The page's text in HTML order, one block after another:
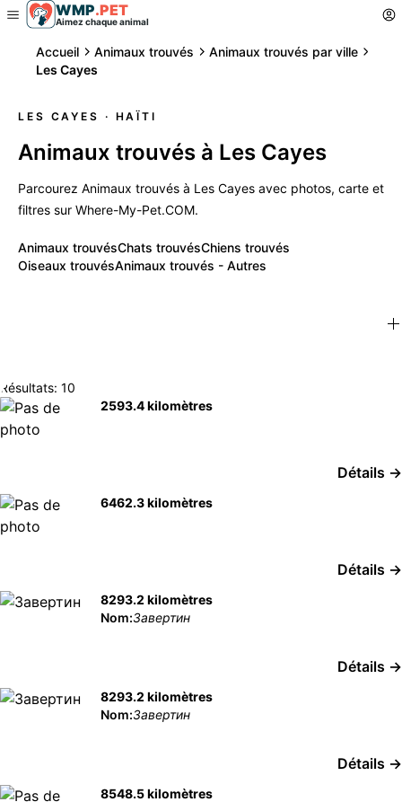
WMP.PET
Aimez chaque animal
Accueil Animaux trouvés
Animaux trouvés par ville
Les Cayes
LES CAYES · HAÏTI
Animaux trouvés à Les Cayes
Parcourez Animaux trouvés à Les Cayes avec photos, carte et
filtres sur Where-My-Pet.COM.
Animaux trouvésChats trouvésChiens trouvés
Oiseaux trouvésAnimaux trouvés - Autres
Résultats: 10
2593.4 kilomètres
Détails →
6462.3 kilomètres
Détails →
8293.2 kilomètres
Nom:Завертин
Détails →
8293.2 kilomètres
Nom:Завертин
Détails →
8548.5 kilomètres